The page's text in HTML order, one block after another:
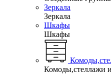
Зеркала
Зеркала
Шкафы
Шкафы
Комоды,стеллажи